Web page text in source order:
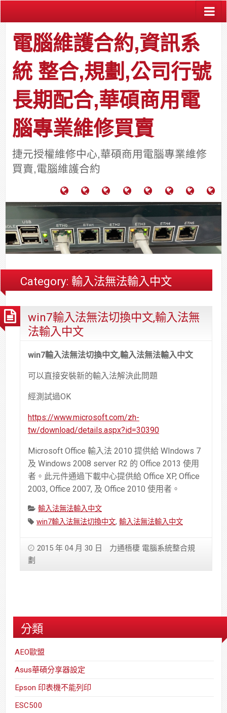
電腦維護合約,資訊系
統 整合,規劃,公司行號
長期配合,華碩商用電
腦專業維修買賣
捷元授權維修中心,華碩商用電腦專業維修
買賣,電腦維護合約
腦
護
合
約
功
例
分
享
於
力
通
通
報
關
系
統
視
系
統
安
維
修,
價
舍
網
路/
大
樓
公
網
決
中
料
件
區
團
法
台
中
Category: 輸入法無法輸入中文
win7輸入法無法切換中文,輸入法無
法輸入中文
win7輸入法無法切換中文,輸入法無法輸入中文
可以直接安裝新的輸入法解決此問題
經測試過OK
https://www.microsoft.com/zh-
tw/download/details.aspx?id=30390
Microsoft Office 輸入法 2010 提供給 WIndows 7
及 Windows 2008 server R2 的 Office 2013 使用
者。此元件通過下載中心提供給 Office XP, Office
2003, Office 2007, 及 Office 2010 使用者。
Categories:
輸入法無法輸入中文
Tags:
win7輸入法無法切換中文, 輸入法無法輸入中文
2015 年 04 月 30 日
力通梧棲 電腦系統整合規
劃
分類
AEO歐盟
Asus華碩分享器設定
Epson 印表機不能列印
ESC500